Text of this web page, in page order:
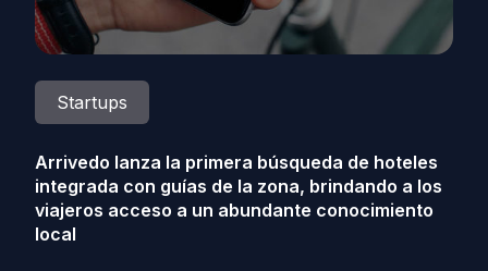
Startups
Arrivedo lanza la primera búsqueda de hoteles
integrada con guías de la zona, brindando a los
viajeros acceso a un abundante conocimiento
local